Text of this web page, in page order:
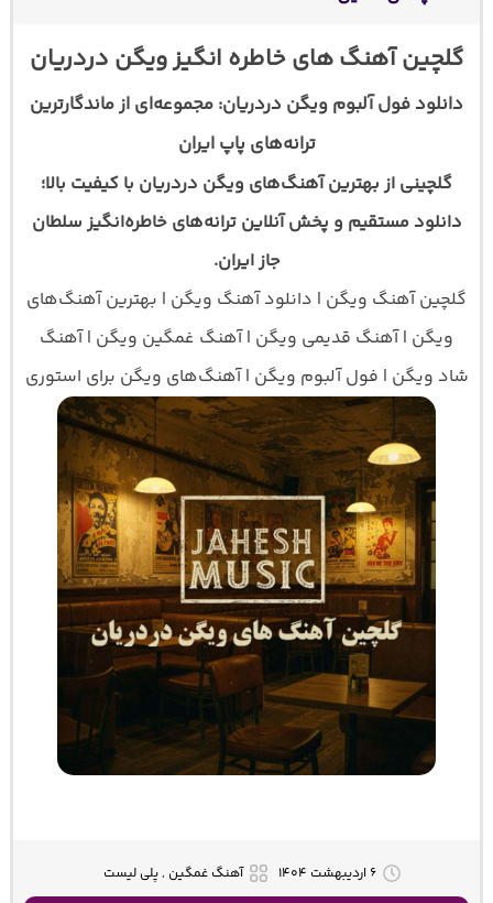
گلچین آهنگ های خاطره انگیز ویگن دردریان
دانلود فول آلبوم ویگن دردریان: مجموعه‌ای از ماندگارترین
ترانه‌های پاپ ایران
گلچینی از بهترین آهنگ‌های ویگن دردریان با کیفیت بالا؛
دانلود مستقیم و پخش آنلاین ترانه‌های خاطره‌انگیز سلطان
جاز ایران.
گلچین آهنگ ویگن | دانلود آهنگ ویگن | بهترین آهنگ‌های
ویگن | آهنگ قدیمی ویگن | آهنگ غمگین ویگن | آهنگ
شاد ویگن | فول آلبوم ویگن | آهنگ‌های ویگن برای استوری
۶ اردیبهشت ۱۴۰۴ آهنگ غمگین , پلی لیست